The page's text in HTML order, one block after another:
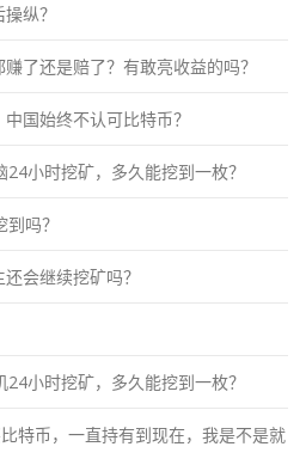
纵？
了还是赔了？有敢亮收益的吗？
国始终不认可比特币？
小时挖矿，多久能挖到一枚？
吗？
会继续挖矿吗？
小时挖矿，多久能挖到一枚？
特币，一直持有到现在，我是不是就